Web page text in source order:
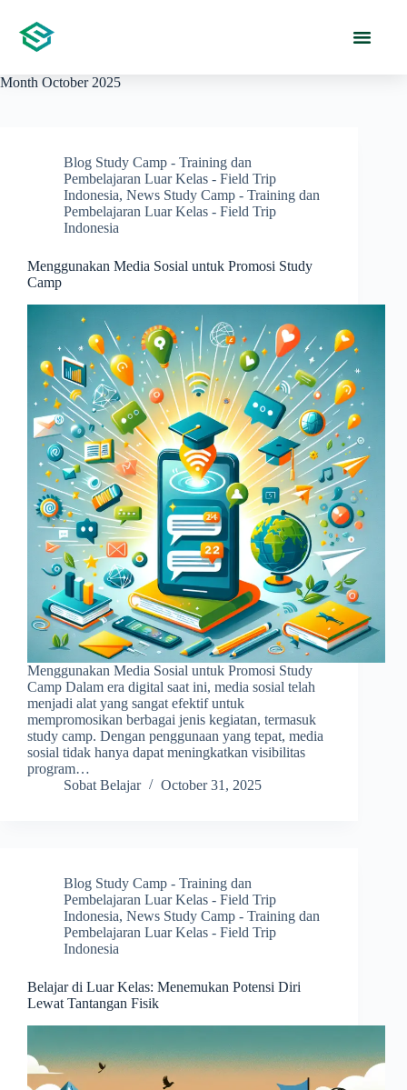
Month October 2025
Blog Study Camp - Training dan
Pembelajaran Luar Kelas - Field Trip
Indonesia, News Study Camp - Training dan
Pembelajaran Luar Kelas - Field Trip
Indonesia
Menggunakan Media Sosial untuk Promosi Study
Camp
Menggunakan Media Sosial untuk Promosi Study
Camp Dalam era digital saat ini, media sosial telah
menjadi alat yang sangat efektif untuk
mempromosikan berbagai jenis kegiatan, termasuk
study camp. Dengan penggunaan yang tepat, media
sosial tidak hanya dapat meningkatkan visibilitas
program…
Sobat Belajar
October 31, 2025
Blog Study Camp - Training dan
Pembelajaran Luar Kelas - Field Trip
Indonesia, News Study Camp - Training dan
Pembelajaran Luar Kelas - Field Trip
Indonesia
Belajar di Luar Kelas: Menemukan Potensi Diri
Lewat Tantangan Fisik